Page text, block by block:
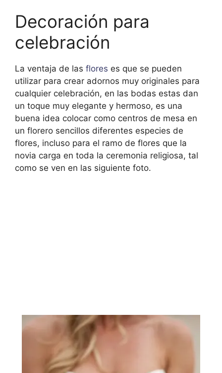
Decoración para
celebración
La ventaja de las flores es que se pueden
utilizar para crear adornos muy originales para
cualquier celebración, en las bodas estas dan
un toque muy elegante y hermoso, es una
buena idea colocar como centros de mesa en
un florero sencillos diferentes especies de
flores, incluso para el ramo de flores que la
novia carga en toda la ceremonia religiosa, tal
como se ven en las siguiente foto.